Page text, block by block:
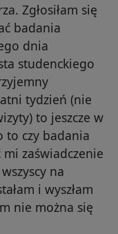
Zgłosiłam się
badania
dnia
studenckiego
tydzień (nie
to jeszcze w
to czy badania
zaświadczenie
na
i wyszłam
nie można się